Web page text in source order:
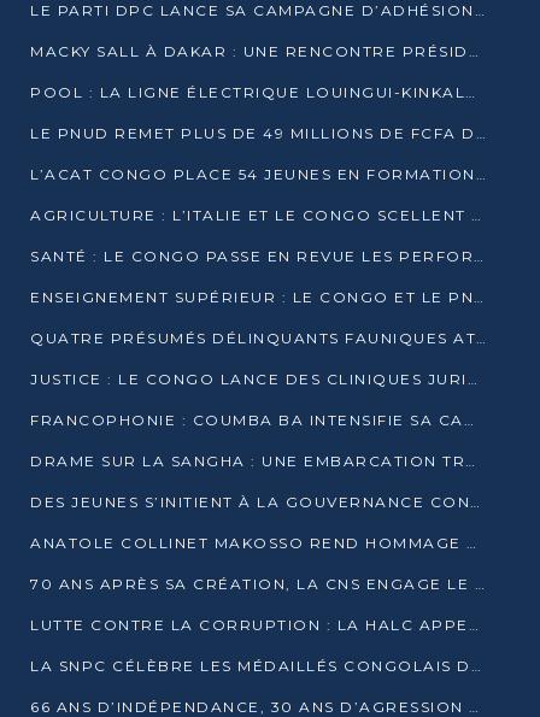
LE PARTI DPC LANCE SA CAMPAGNE D’ADHÉSIONS ET VEUT STRUCTURER SA PRÉSENCE DANS LES 15 DÉPARTEMENTS
MACKY SALL À DAKAR : UNE RENCONTRE PRÉSIDENTIELLE QUI DIVISE L’OPINION SÉNÉGALAISE
POOL : LA LIGNE ÉLECTRIQUE LOUINGUI-KINKALA-BOKO MISE EN SERVICE
LE PNUD REMET PLUS DE 49 MILLIONS DE FCFA D’ÉQUIPEMENTS POUR ACCÉLÉRER LA NUMÉRISATION DU SYSTÈME DE SANTÉ
L’ACAT CONGO PLACE 54 JEUNES EN FORMATION PROFESSIONNELLE
AGRICULTURE : L’ITALIE ET LE CONGO SCELLENT UN PARTENARIAT POUR UNE PRODUCTION LOCALE DURABLE
SANTÉ : LE CONGO PASSE EN REVUE LES PERFORMANCES DE SES HÔPITAUX À MI-PARCOURS
ENSEIGNEMENT SUPÉRIEUR : LE CONGO ET LE PNUD VEULENT RAPPROCHER LA FORMATION UNIVERSITAIRE DES BESOINS DU MARCHÉ DE L’EMPLOI
QUATRE PRÉSUMÉS DÉLINQUANTS FAUNIQUES ATTENDUS DEVANT LA JUSTICE POUR TRAFIC D’IVOIRE
JUSTICE : LE CONGO LANCE DES CLINIQUES JURIDIQUES POUR RAPPROCHER LE DROIT DES CITOYENS
FRANCOPHONIE : COUMBA BA INTENSIFIE SA CAMPAGNE POUR LA SUCCESSION À LA TÊTE DE L’OIF
DRAME SUR LA SANGHA : UNE EMBARCATION TRANSPORTANT DES FIDÈLES DE « NZAMBÉ YA L’HUILE » FAIT NAUFRAGE À OUESSO
DES JEUNES S’INITIENT À LA GOUVERNANCE CONTINENTALE À BRAZZAVILLE
ANATOLE COLLINET MAKOSSO REND HOMMAGE À JEAN-PAUL PIGASSE
70 ANS APRÈS SA CRÉATION, LA CNS ENGAGE LE VIRAGE DE LA DIGITALISATION
LUTTE CONTRE LA CORRUPTION : LA HALC APPELLE À PASSER DES DISCOURS AUX ACTES
LA SNPC CÉLÈBRE LES MÉDAILLÉS CONGOLAIS DES OLYMPIADES PANAFRICAINES DE MATHÉMATIQUES 2026
66 ANS D’INDÉPENDANCE, 30 ANS D’AGRESSION RWANDAISE : 4 PRÉSIDENCES, UN ÉCHEC COLLECTIF